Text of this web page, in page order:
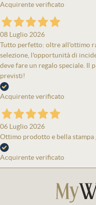
Acquirente verificato
08 Luglio 2026
Tutto perfetto: oltre all'ottimo
selezione, l'opportunità di
deve fare un regalo speciale. Il
previsti!
Acquirente verificato
06 Luglio 2026
Ottimo prodotto e bella
Acquirente verificato